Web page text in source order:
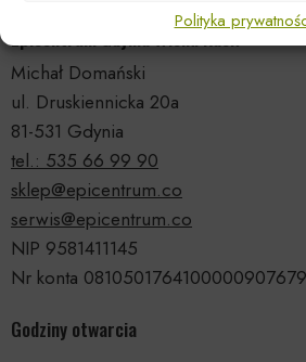
Polityka
Epicentrum Gdynia Wielki Kack
Michał Domański
ul. Druskiennicka 20a
81-531 Gdynia
tel.: 535 66 99 90
sklep@epicentrum.co
serwis@epicentrum.co
NIP 9581411145
Nr konta
Godziny otwarcia